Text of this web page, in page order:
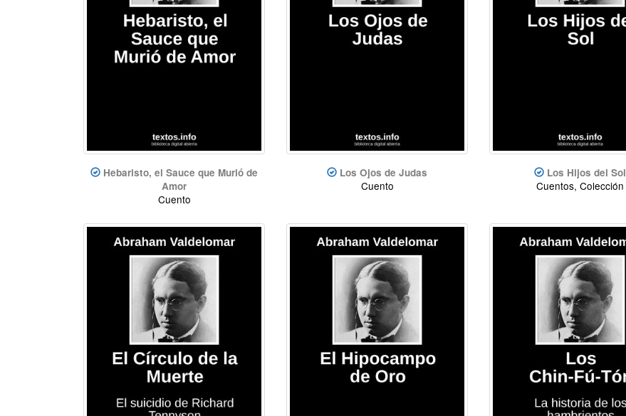
Hebaristo, el Sauce que Murió de
Amor
Cuento
Los Ojos de Judas
Cuento
Los Hijos del Sol
Cuentos, Colección